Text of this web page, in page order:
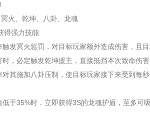
冥火、乾坤、八卦、龙魂
得强力技能
发冥火惩罚，对目标玩家额外造成伤害，且
，必定触发乾坤援主，直接抵挡本次致命伤
其施加八卦压制，使目标玩家接下来受到每
于35%时，立即获得3S的龙魂护盾，至多可